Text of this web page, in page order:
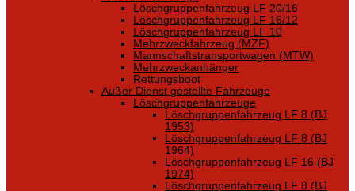
Löschgruppenfahrzeug LF 20/16
Löschgruppenfahrzeug LF 16/12
Löschgruppenfahrzeug LF 10
Mehrzweckfahrzeug (MZF)
Mannschaftstransportwagen (MTW)
Mehrzweckanhänger
Rettungsboot
Außer Dienst gestellte Fahrzeuge
Löschgruppenfahrzeuge
Löschgruppenfahrzeug LF 8 (BJ
1953)
Löschgruppenfahrzeug LF 8 (BJ
1964)
Löschgruppenfahrzeug LF 16 (BJ
1974)
Löschgruppenfahrzeug LF 8 (BJ